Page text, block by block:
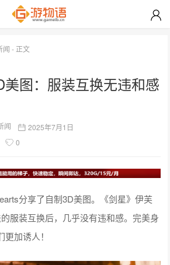
闻 - 正文
图：服装互换无违和感
闻
2025年7月1日
0
分享了自制3D美图。《剑星》伊芙
服装互换后，几乎没有违和感。完美身
加诱人！